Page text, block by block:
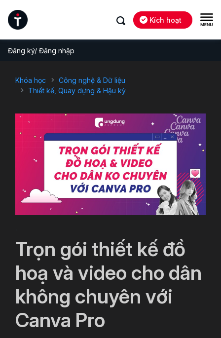
Kích hoạt
Đăng ký/ Đăng nhập
Khóa học
Công nghệ & Dữ liệu
Thiết kế, Quay dựng & Hậu kỳ
Trọn gói thiết kế đồ
hoạ và video cho dân
không chuyên với
Canva Pro